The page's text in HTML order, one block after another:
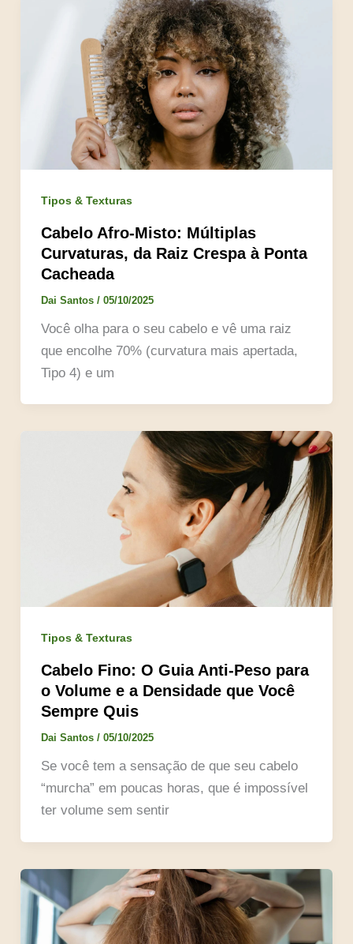
Tipos & Texturas
Cabelo Afro-Misto: Múltiplas
Curvaturas, da Raiz Crespa à Ponta
Cacheada
Dai Santos / 05/10/2025
Você olha para o seu cabelo e vê uma raiz
que encolhe 70% (curvatura mais apertada,
Tipo 4) e um
Tipos & Texturas
Cabelo Fino: O Guia Anti-Peso para
o Volume e a Densidade que Você
Sempre Quis
Dai Santos / 05/10/2025
Se você tem a sensação de que seu cabelo
“murcha” em poucas horas, que é impossível
ter volume sem sentir